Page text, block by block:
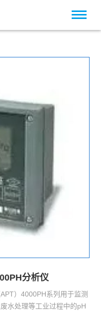
分析仪
）4000PH系列用于监测
水处理等工业过程中的pH